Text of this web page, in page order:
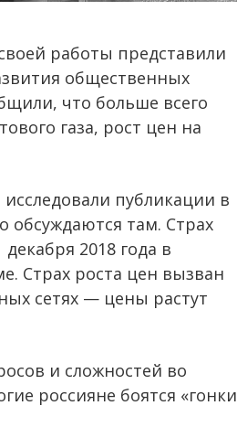
работы представили
общественных
что больше всего
газа, рост цен на
исследовали публикации в
обсуждаются там. Страх
2018 года в
Страх роста цен вызван
сетях — цены растут
и сложностей во
россияне боятся «гонки